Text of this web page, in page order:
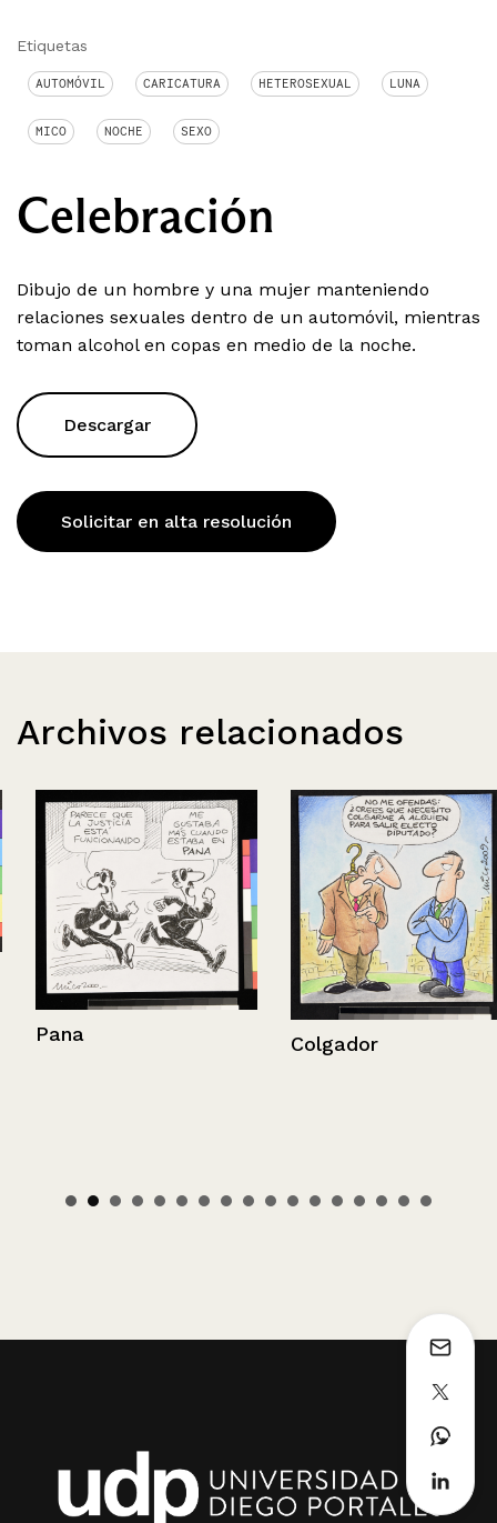
Etiquetas
AUTOMÓVIL CARICATURA HETEROSEXUAL LUNA
MICO NOCHE SEXO
Celebración
Dibujo de un hombre y una mujer manteniendo
relaciones sexuales dentro de un automóvil, mientras
toman alcohol en copas en medio de la noche.
Descargar
Solicitar en alta resolución
Archivos relacionados
Pana Colgador